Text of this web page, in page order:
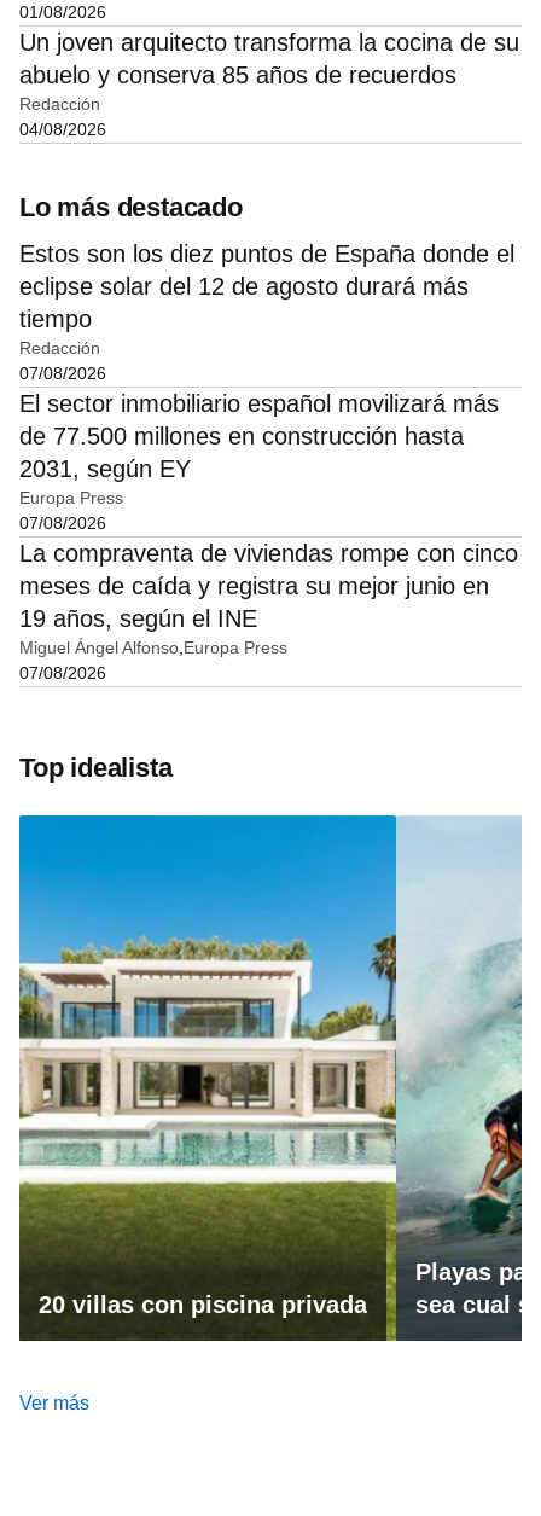
01/08/2026
Un joven arquitecto transforma la cocina de su
abuelo y conserva 85 años de recuerdos
Redacción
04/08/2026
Lo más destacado
Estos son los diez puntos de España donde el
eclipse solar del 12 de agosto durará más
tiempo
Redacción
07/08/2026
El sector inmobiliario español movilizará más
de 77.500 millones en construcción hasta
2031, según EY
Europa Press
07/08/2026
La compraventa de viviendas rompe con cinco
meses de caída y registra su mejor junio en
19 años, según el INE
Miguel Ángel Alfonso Europa Press
07/08/2026
Top idealista
20 villas con piscina privada
Playas
sea cual
Ver más